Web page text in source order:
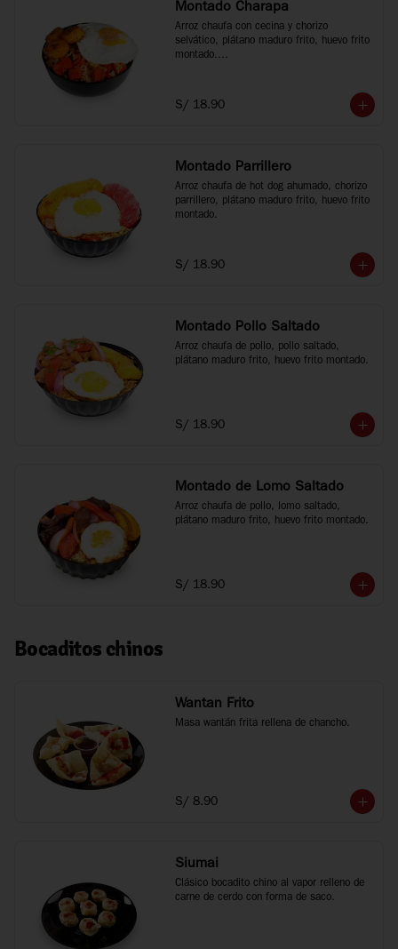
Montado Charapa
Arroz chaufa con cecina y chorizo
selvático, plátano maduro frito, huevo frito
montado.
S/ 18.90
Montado Parrillero
Arroz chaufa de hot dog ahumado, chorizo
parrillero, plátano maduro frito, huevo frito
montado.
S/ 18.90
Montado Pollo Saltado
Arroz chaufa de pollo, pollo saltado,
plátano maduro frito, huevo frito montado.
S/ 18.90
Montado de Lomo Saltado
Arroz chaufa de pollo, lomo saltado,
plátano maduro frito, huevo frito montado.
S/ 18.90
Bocaditos chinos
Wantan Frito
Masa wantán frita rellena de chancho.
S/ 8.90
Siumai
Clásico bocadito chino al vapor relleno de
carne de cerdo con forma de saco.